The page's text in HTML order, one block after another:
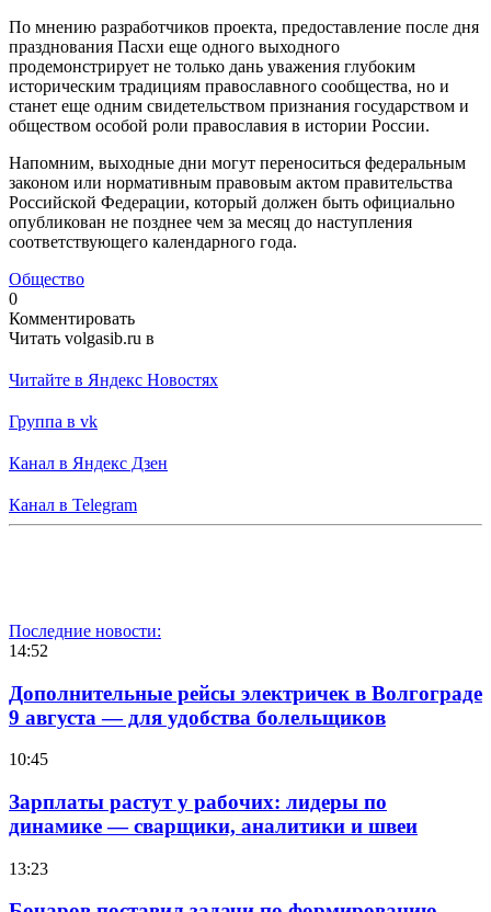
По мнению разработчиков проекта, предоставление после дня
празднования Пасхи еще одного выходного
продемонстрирует не только дань уважения глубоким
историческим традициям православного сообщества, но и
станет еще одним свидетельством признания государством и
обществом особой роли православия в истории России.
Напомним, выходные дни могут переноситься федеральным
законом или нормативным правовым актом правительства
Российской Федерации, который должен быть официально
опубликован не позднее чем за месяц до наступления
соответствующего календарного года.
Общество
0
Комментировать
Читать volgasib.ru в
Читайте в Яндекс Новостях
Группа в vk
Канал в Яндекс Дзен
Канал в Telegram
Последние новости:
14:52
Дополнительные рейсы электричек в Волгограде
9 августа — для удобства болельщиков
10:45
Зарплаты растут у рабочих: лидеры по
динамике — сварщики, аналитики и швеи
13:23